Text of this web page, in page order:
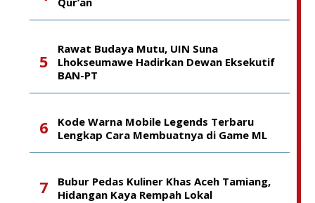
Rawat Budaya Mutu, UIN Suna
Lhokseumawe Hadirkan Dewan Eksekutif
BAN-PT
Kode Warna Mobile Legends Terbaru
Lengkap Cara Membuatnya di Game ML
Bubur Pedas Kuliner Khas Aceh Tamiang,
Hidangan Kaya Rempah Lokal